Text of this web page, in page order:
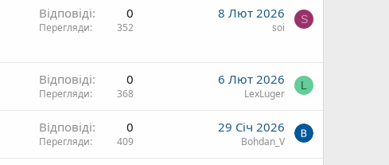
Відповіді 0
Перегляди 352
8 Лют 2026
soi
S
Відповіді 0
Перегляди 368
6 Лют 2026
LexLuger
L
Відповіді 0
Перегляди 409
29 Січ 2026
Bohdan_V